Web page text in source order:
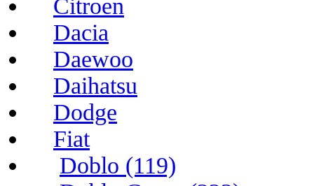
Citroen
Dacia
Daewoo
Daihatsu
Dodge
Fiat
Doblo (119)